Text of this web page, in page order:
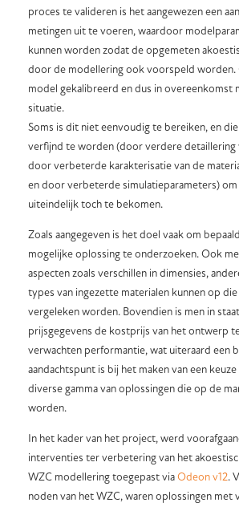
proces te valideren is het aangewezen een
metingen uit te voeren, waardoor
kunnen worden zodat de opgemeten
door de modellering ook voorspeld worden.
model gekalibreerd en dus in overeenkomst
situatie.
Soms is dit niet eenvoudig te bereiken, en
verfijnd te worden (door verdere detaillering
door verbeterde karakterisatie van de
en door verbeterde simulatieparameters)
uiteindelijk toch te bekomen.
Zoals aangegeven is het doel vaak om
mogelijke oplossing te onderzoeken. Ook
aspecten zoals verschillen in dimensies,
types van ingezette materialen kunnen op
vergeleken worden. Bovendien is men in
prijsgegevens de kostprijs van het ontwerp
verwachten performantie, wat uiteraard een
aandachtspunt is bij het maken van een
diverse gamma van oplossingen die op de
worden.
In het kader van het project, werd
interventies ter verbetering van het
WZC modellering toegepast viaOdeon v12.
noden van het WZC, waren oplossingen met